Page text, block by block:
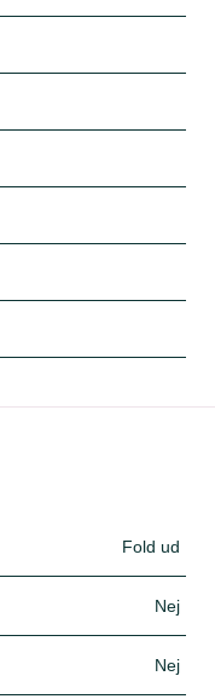
Fold ud
Nej
Nej